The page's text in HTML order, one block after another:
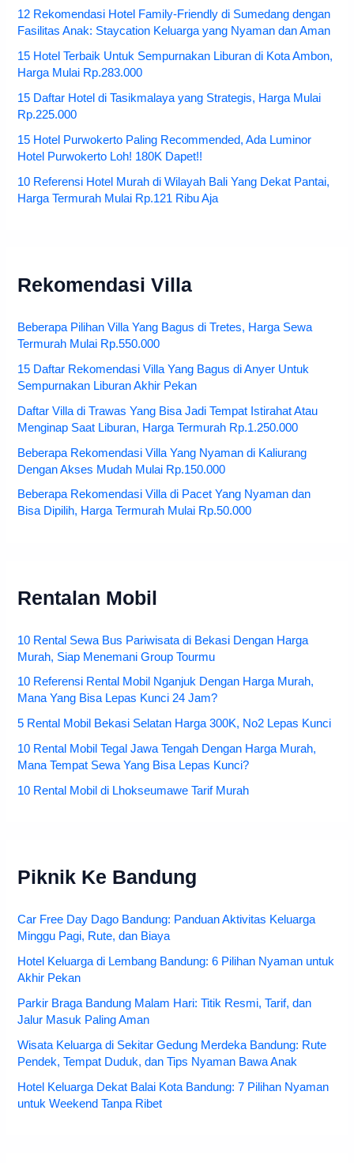
12 Rekomendasi Hotel Family-Friendly di Sumedang dengan
Fasilitas Anak: Staycation Keluarga yang Nyaman dan Aman
15 Hotel Terbaik Untuk Sempurnakan Liburan di Kota Ambon,
Harga Mulai Rp.283.000
15 Daftar Hotel di Tasikmalaya yang Strategis, Harga Mulai
Rp.225.000
15 Hotel Purwokerto Paling Recommended, Ada Luminor
Hotel Purwokerto Loh! 180K Dapet!!
10 Referensi Hotel Murah di Wilayah Bali Yang Dekat Pantai,
Harga Termurah Mulai Rp.121 Ribu Aja
Rekomendasi Villa
Beberapa Pilihan Villa Yang Bagus di Tretes, Harga Sewa
Termurah Mulai Rp.550.000
15 Daftar Rekomendasi Villa Yang Bagus di Anyer Untuk
Sempurnakan Liburan Akhir Pekan
Daftar Villa di Trawas Yang Bisa Jadi Tempat Istirahat Atau
Menginap Saat Liburan, Harga Termurah Rp.1.250.000
Beberapa Rekomendasi Villa Yang Nyaman di Kaliurang
Dengan Akses Mudah Mulai Rp.150.000
Beberapa Rekomendasi Villa di Pacet Yang Nyaman dan
Bisa Dipilih, Harga Termurah Mulai Rp.50.000
Rentalan Mobil
10 Rental Sewa Bus Pariwisata di Bekasi Dengan Harga
Murah, Siap Menemani Group Tourmu
10 Referensi Rental Mobil Nganjuk Dengan Harga Murah,
Mana Yang Bisa Lepas Kunci 24 Jam?
5 Rental Mobil Bekasi Selatan Harga 300K, No2 Lepas Kunci
10 Rental Mobil Tegal Jawa Tengah Dengan Harga Murah,
Mana Tempat Sewa Yang Bisa Lepas Kunci?
10 Rental Mobil di Lhokseumawe Tarif Murah
Piknik Ke Bandung
Car Free Day Dago Bandung: Panduan Aktivitas Keluarga
Minggu Pagi, Rute, dan Biaya
Hotel Keluarga di Lembang Bandung: 6 Pilihan Nyaman untuk
Akhir Pekan
Parkir Braga Bandung Malam Hari: Titik Resmi, Tarif, dan
Jalur Masuk Paling Aman
Wisata Keluarga di Sekitar Gedung Merdeka Bandung: Rute
Pendek, Tempat Duduk, dan Tips Nyaman Bawa Anak
Hotel Keluarga Dekat Balai Kota Bandung: 7 Pilihan Nyaman
untuk Weekend Tanpa Ribet